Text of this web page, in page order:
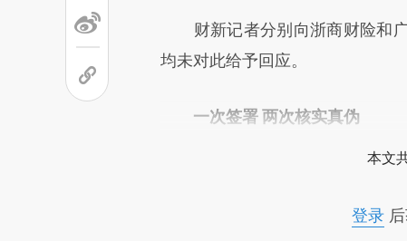
财新记者分别向浙商财险和广
均未对此给予回应。
一次签署 两次核实真伪
本文
登录后